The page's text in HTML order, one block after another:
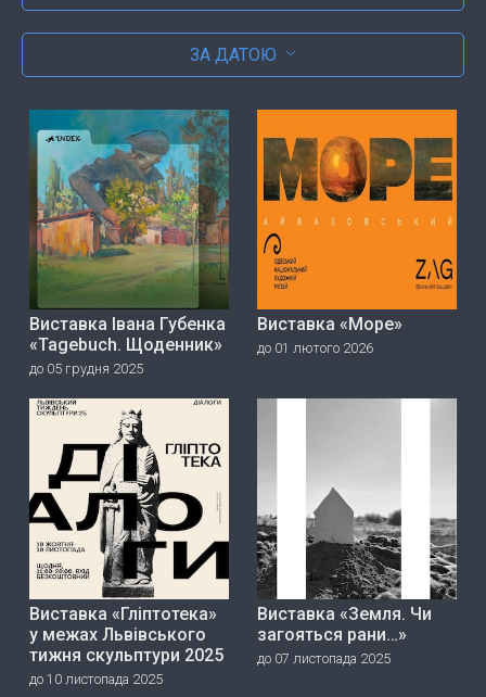
ЗА ДАТОЮ
Виставка Івана Губенка
«Tagebuch. Щоденник»
до 05 грудня 2025
Виставка «Море»
до 01 лютого 2026
Виставка «Гліптотека»
у межах Львівського
тижня скульптури 2025
до 10 листопада 2025
Виставка «Земля. Чи
загояться рани…»
до 07 листопада 2025